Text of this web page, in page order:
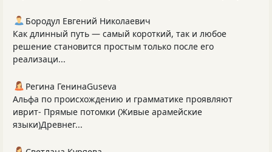
Бородул Евгений Николаевич
Как длинный путь — самый короткий, так и любое
решение становится простым только после его
реализаци...
Регина ГенинаGuseva
Альфа по происхождению и грамматике проявляют
иврит- Прямые потомки (Живые арамейские
языки)Древнег...